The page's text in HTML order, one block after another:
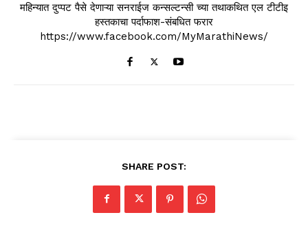
महिन्यात दुप्पट पैसे देणाऱ्या सनराईज कन्सल्टन्सी च्या तथाकथित एल टीटीइ
हस्तकाचा पर्दाफाश-संबधित फरार
https://www.facebook.com/MyMarathiNews/
SHARE POST: